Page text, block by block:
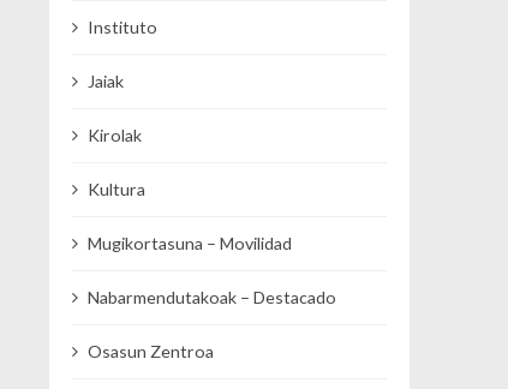
Instituto
Jaiak
Kirolak
Kultura
Mugikortasuna – Movilidad
Nabarmendutakoak – Destacado
Osasun Zentroa